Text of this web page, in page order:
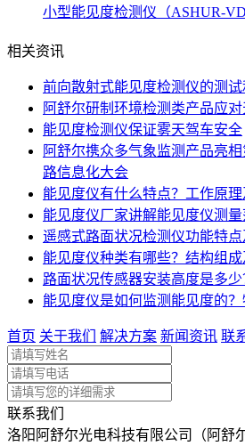
小型能见度检测仪（ASHUR-
相关资讯
前向散射式能见度检测仪的测
阿舒尔研制环境检测类产品应
能见度检测仪保证雾天驾车安全
阿舒尔携众多气象监测产品亮
路信息化大会
能见度仪有什么特点？工作原
能见度仪厂家讲解能见度仪测
遥感式路面状况检测仪功能特
能见度仪种类有哪些？结构组
路面状况传感器安装高度是多
能见度仪是如何监测能见度的？
首页 关于我们 解决方案 新闻资讯 联
联系我们
洛阳阿舒尔光电科技有限公司（阿舒